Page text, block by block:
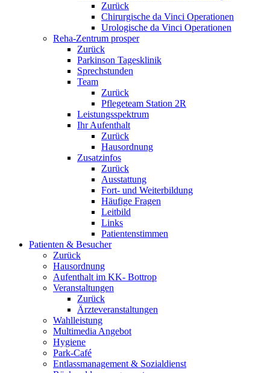
Zurück
Chirurgische da Vinci Operationen
Urologische da Vinci Operationen
Reha-Zentrum prosper
Zurück
Parkinson Tagesklinik
Sprechstunden
Team
Zurück
Pflegeteam Station 2R
Leistungsspektrum
Ihr Aufenthalt
Zurück
Hausordnung
Zusatzinfos
Zurück
Ausstattung
Fort- und Weiterbildung
Häufige Fragen
Leitbild
Links
Patientenstimmen
Patienten & Besucher
Zurück
Hausordnung
Aufenthalt im KK- Bottrop
Veranstaltungen
Zurück
Ärzteveranstaltungen
Wahlleistung
Multimedia Angebot
Hygiene
Park-Café
Entlassmanagement & Sozialdienst